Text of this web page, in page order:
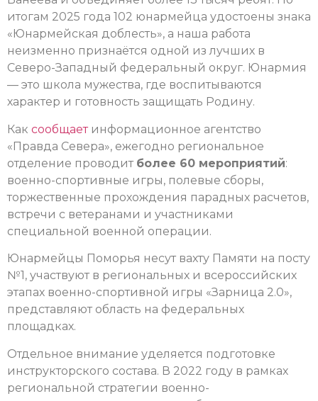
итогам 2025 года 102 юнармейца удостоены знака
«Юнармейская доблесть», а наша работа
неизменно признаётся одной из лучших в
Северо-Западный федеральный округ. Юнармия
— это школа мужества, где воспитываются
характер и готовность защищать Родину.
Как сообщаетинформационное агентство
«Правда Севера», ежегодно региональное
отделение проводит более 60 мероприятий:
военно-спортивные игры, полевые сборы,
торжественные прохождения парадных расчетов,
встречи с ветеранами и участниками
специальной военной операции.
Юнармейцы Поморья несут вахту Памяти на посту
№1, участвуют в региональных и всероссийских
этапах военно-спортивной игры «Зарница 2.0»,
представляют область на федеральных
площадках.
Отдельное внимание уделяется подготовке
инструкторского состава. В 2022 году в рамках
региональной стратегии военно-